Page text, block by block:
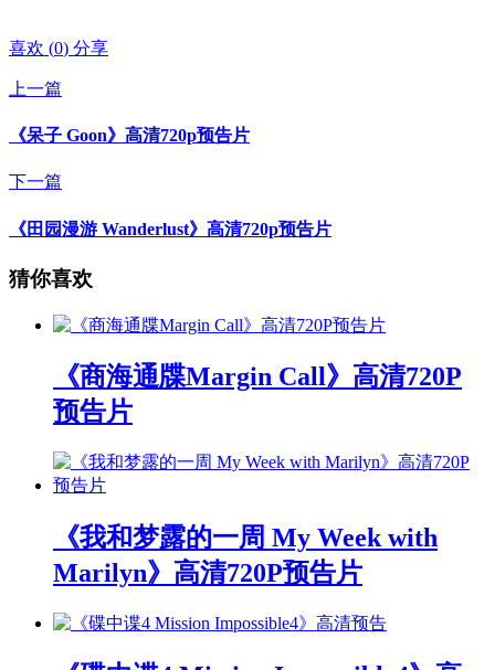
喜欢 (0) 分享
上一篇
《呆子 Goon》高清720p预告片
下一篇
《田园漫游 Wanderlust》高清720p预告片
猜你喜欢
《商海通牒Margin Call》高清720P
预告片
《我和梦露的一周 My Week with
Marilyn》高清720P预告片